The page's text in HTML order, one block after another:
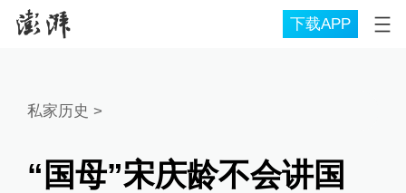
下载APP
私家历史 >
“国母”宋庆龄不会讲国